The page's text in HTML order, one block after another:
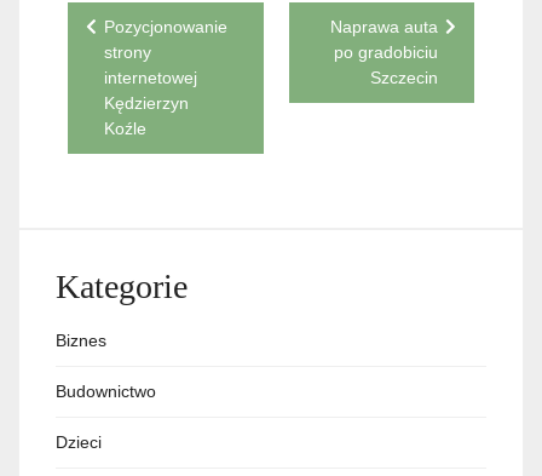
Nawigacja
wpisu
Pozycjonowanie
strony
internetowej
Kędzierzyn
Koźle
Naprawa auta
po gradobiciu
Szczecin
Kategorie
Biznes
Budownictwo
Dzieci